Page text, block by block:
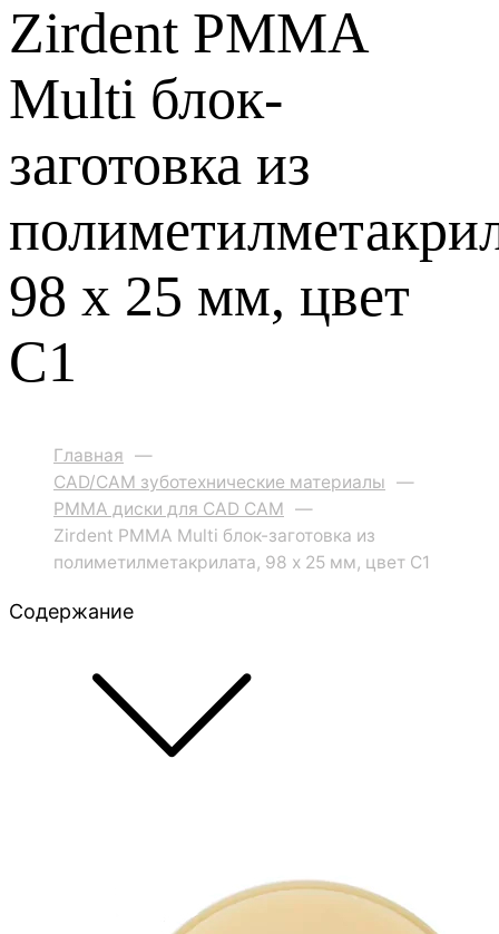
Zirdent PMMA
Multi блок-
заготовка из
98 х 25 мм, цвет
C1
Главная —
CAD/CAM зуботехнические материалы —
PMMA диски для CAD CAM —
Zirdent PMMA Multi блок-заготовка из
полиметилметакрилата, 98 х 25 мм, цвет C1
Содержание